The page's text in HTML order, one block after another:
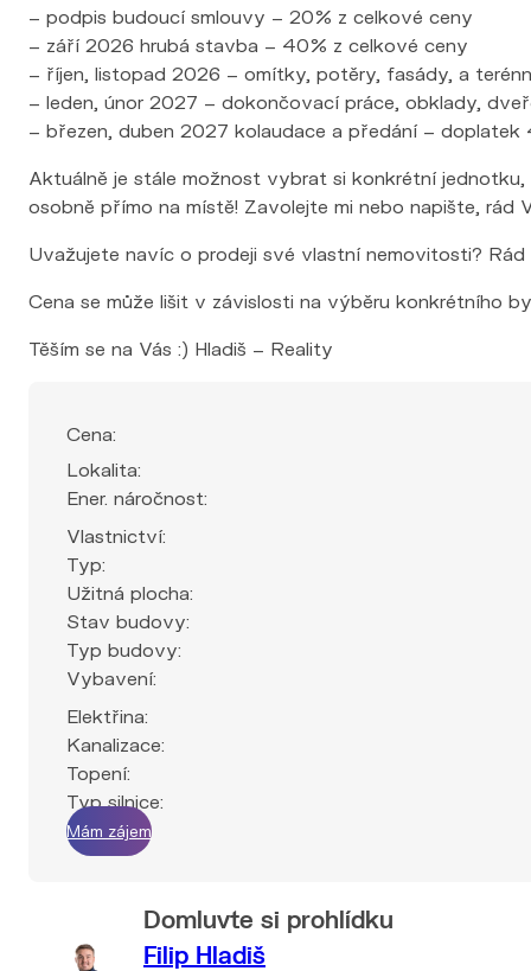
– podpis budoucí smlouvy – 20% z celkové ceny
– září 2026 hrubá stavba – 40% z celkové ceny
– říjen, listopad 2026 – omítky, potěry, fasády, a
– leden, únor 2027 – dokončovací práce, obklady,
– březen, duben 2027 kolaudace a předání –
Aktuálně je stále možnost vybrat si konkrétní
osobně přímo na místě! Zavolejte mi nebo napište, rád
Uvažujete navíc o prodeji své vlastní nemovitosti?
Cena se může lišit v závislosti na výběru konkrétního
Těším se na Vás :) Hladiš – Reality
Cena:
Lokalita:
Ener. náročnost:
Vlastnictví:
Typ:
Užitná plocha:
Stav budovy:
Typ budovy:
Vybavení:
Elektřina:
Kanalizace:
Topení:
Typ silnice:
Mám zájem
Domluvte si prohlídku
Filip Hladiš